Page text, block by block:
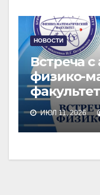
НОВОСТИ
Встреча
физико-
ИЮЛ 11, 2026